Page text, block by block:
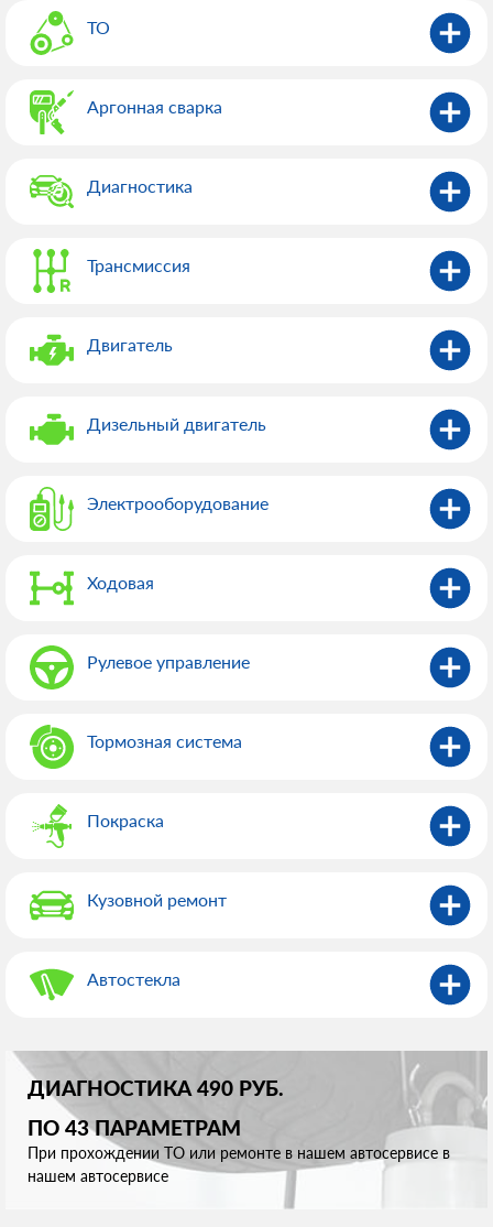
ТО
Аргонная сварка
Диагностика
Трансмиссия
Двигатель
Дизельный двигатель
Электрооборудованиe
Ходовая
Рулевое управление
Тормозная система
Покраска
Кузовной ремонт
Автостекла
ДИАГНОСТИКА 490 РУБ.
ПО 43 ПАРАМЕТРАМ
При прохождении ТО или ремонте в нашем автосервисе в
нашем автосервисе